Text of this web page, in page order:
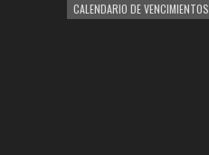
CALENDARIO DE VENCIMIENTOS